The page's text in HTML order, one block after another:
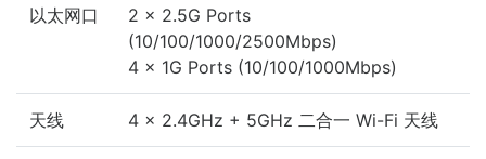
以太网口
2 x 2.5G Ports
(10/100/1000/2500Mbps)
4 x 1G Ports (10/100/1000Mbps)
天线 4 x 2.4GHz + 5GHz 二合一 Wi-Fi 天线